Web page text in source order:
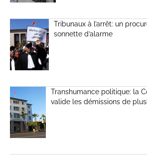
Tribunaux à l’arrêt: un
sonnette d’alarme
Transhumance politique: la
valide les démissions de